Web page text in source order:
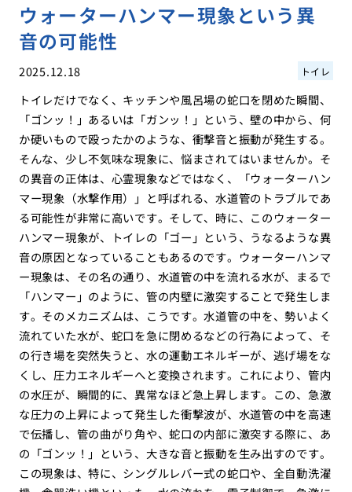
ウォーターハンマー現象という異
音の可能性
2025.12.18 トイレ
トイレだけでなく、キッチンや風呂場の蛇口を閉めた瞬間、
「ゴンッ！」あるいは「ガンッ！」という、壁の中から、何
か硬いもので殴ったかのような、衝撃音と振動が発生する。
そんな、少し不気味な現象に、悩まされてはいませんか。そ
の異音の正体は、心霊現象などではなく、「ウォーターハン
マー現象（水撃作用）」と呼ばれる、水道管のトラブルであ
る可能性が非常に高いです。そして、時に、このウォーター
ハンマー現象が、トイレの「ゴー」という、うなるような異
音の原因となっていることもあるのです。ウォーターハンマ
ー現象は、その名の通り、水道管の中を流れる水が、まるで
「ハンマー」のように、管の内壁に激突することで発生しま
す。そのメカニズムは、こうです。水道管の中を、勢いよく
流れていた水が、蛇口を急に閉めるなどの行為によって、そ
の行き場を突然失うと、水の運動エネルギーが、逃げ場をな
くし、圧力エネルギーへと変換されます。これにより、管内
の水圧が、瞬間的に、異常なほど急上昇します。この、急激
な圧力の上昇によって発生した衝撃波が、水道管の中を高速
で伝播し、管の曲がり角や、蛇口の内部に激突する際に、あ
の「ゴンッ！」という、大きな音と振動を生み出すのです。
この現象は、特に、シングルレバー式の蛇口や、全自動洗濯